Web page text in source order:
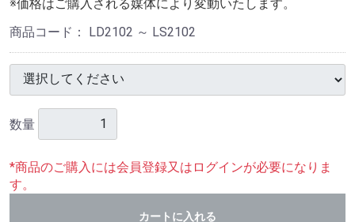
※価格はご購入される媒体により変動いたします。
商品コード： LD2102 ～ LS2102
数量
*商品のご購入には会員登録又はログインが必要になりま
す。
カートに入れる